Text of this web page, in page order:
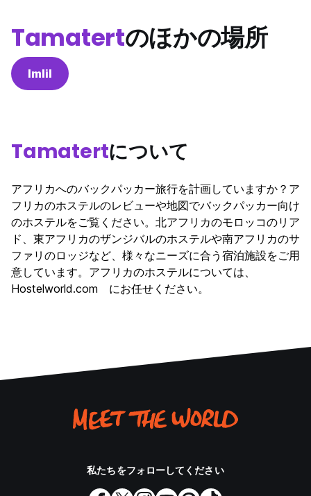
Tamatertのほかの場所
Imlil
Tamatertについて
アフリカへのバックパッカー旅行を計画していますか？ア
フリカのホステルのレビューや地図でバックパッカー向け
のホステルをご覧ください。北アフリカのモロッコのリア
ド、東アフリカのザンジバルのホステルや南アフリカのサ
ファリのロッジなど、様々なニーズに合う宿泊施設をご用
意しています。アフリカのホステルについては、
Hostelworld.com にお任せください。
私たちをフォローしてください